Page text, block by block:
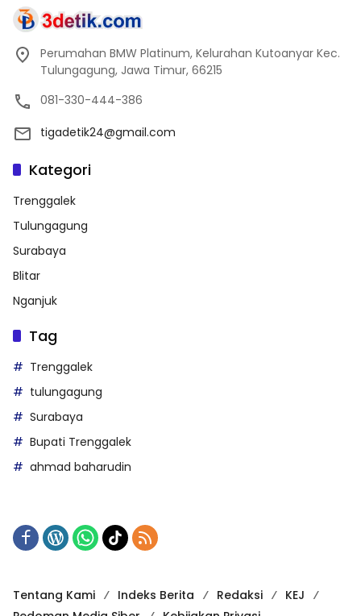
Perumahan BMW Platinum, Kelurahan Kutoanyar Kec.
Tulungagung, Jawa Timur, 66215
081-330-444-386
tigadetik24@gmail.com
Kategori
Trenggalek
Tulungagung
Surabaya
Blitar
Nganjuk
Tag
Trenggalek
tulungagung
Surabaya
Bupati Trenggalek
ahmad baharudin
Tentang Kami Indeks Berita Redaksi
KEJ